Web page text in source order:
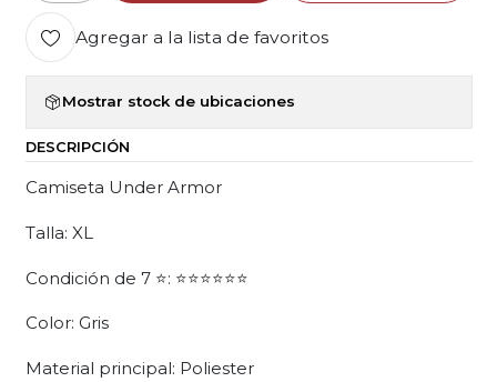
Agregar a la lista de favoritos
Mostrar stock de ubicaciones
DESCRIPCIÓN
Camiseta Under Armor
Talla: XL
Condición de 7 ⭐: ⭐⭐⭐⭐⭐⭐
Color: Gris
Material principal: Poliester